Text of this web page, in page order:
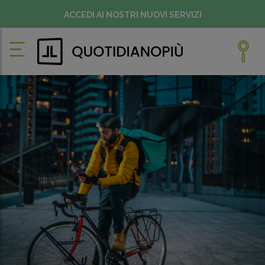
ACCEDI AI NOSTRI NUOVI SERVIZI